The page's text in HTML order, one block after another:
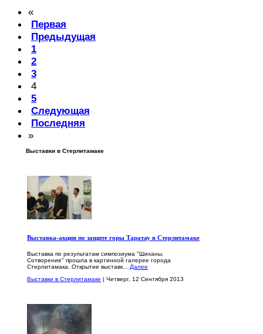
«
Первая
Предыдущая
1
2
3
4
5
Следующая
Последняя
»
Выставки в Стерлитамаке
Выставка-акция по защите горы Таратау в Стерлитамаке
Выставка по результатам симпозиума "Шиханы.
Сотворение" прошла в картинной галерее города
Стерлитамака. Открытие выставк... Далее
Выставки в Стерлитамаке | Четверг, 12 Сентября 2013